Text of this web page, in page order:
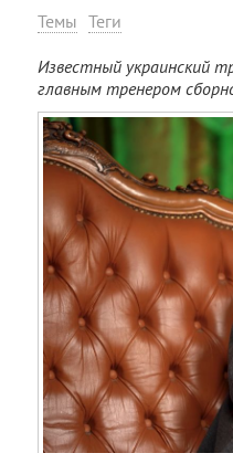
Темы Теги
Известный украинский
главным тренером